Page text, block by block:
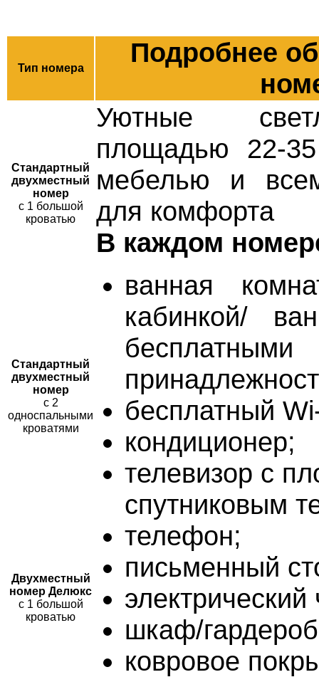
Тип номера
Подробнее
Стандартный
двухместный
номер
с 1 большой
кроватью
Уютные
площадью 22-
мебелью и
для комфорта
В каждом
ванная
кабинкой/
бесплатными
бесплатный
кондиционер;
телевизор с
спутниковым
телефон;
письменный
электрический
шкаф/
ковровое
Стандартный
двухместный
номер
с 2
односпальными
кроватями
Двухместный
номер Делюкс
с 1 большой
кроватью